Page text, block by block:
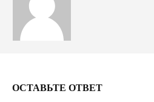
ОСТАВЬТЕ ОТВЕТ